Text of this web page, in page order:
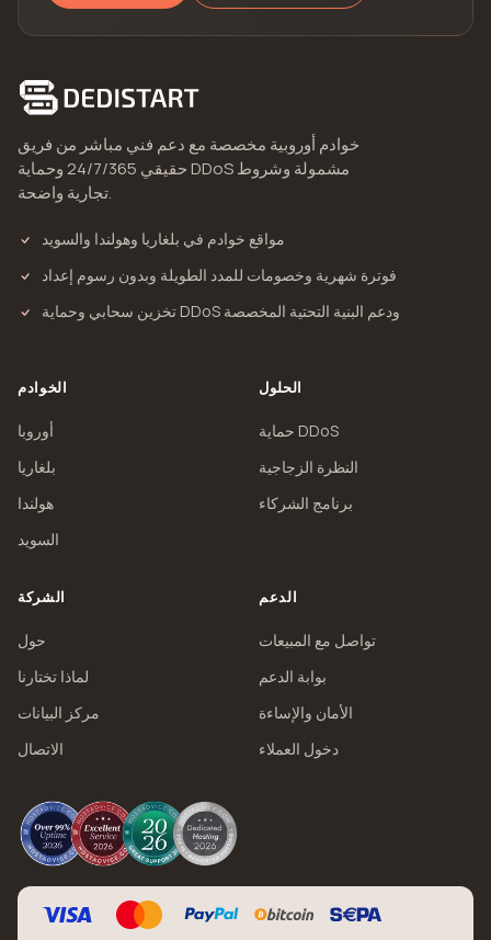
خوادم أوروبية مخصصة مع دعم فني مباشر من فريق
حقيقي 24/7/365 وحماية DDoS مشمولة وشروط
تجارية واضحة.
مواقع خوادم في بلغاريا وهولندا والسويد
فوترة شهرية وخصومات للمدد الطويلة وبدون رسوم إعداد
تخزين سحابي وحماية DDoS ودعم البنية التحتية المخصصة
الخوادم
أوروبا
بلغاريا
هولندا
السويد
الحلول
حماية DDoS
النظرة الزجاجية
برنامج الشركاء
الشركة
حول
لماذا تختارنا
مركز البيانات
الاتصال
الدعم
تواصل مع المبيعات
بوابة الدعم
الأمان والإساءة
دخول العملاء